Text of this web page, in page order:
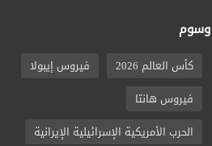
وسوم
كأس العالم 2026
فيروس إيبولا
فيروس هانتا
الحرب الأمريكية الإسرائيلية الإيرانية